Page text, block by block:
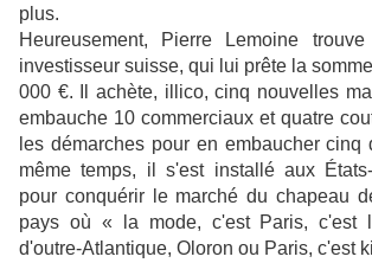
plus.
Heureusement, Pierre Lemoine
investisseur suisse, qui lui prête la
000 €. Il achète, illico, cinq nouvelles
embauche 10 commerciaux et quatre
les démarches pour en embaucher
même temps, il s'est installé aux
pour conquérir le marché du chapeau
pays où « la mode, c'est Paris, c'est
d'outre-Atlantique, Oloron ou Paris, c'est